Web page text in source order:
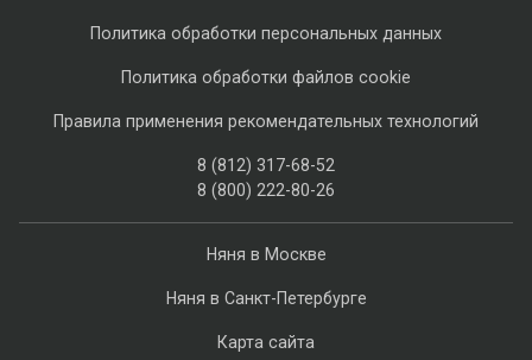
Няня в Москве
Няня в Санкт-Петербурге
Карта сайта
Политика обработки персональных данных
Политика обработки файлов cookie
Правила применения рекомендательных технологий
8 (812) 317-68-52
8 (800) 222-80-26